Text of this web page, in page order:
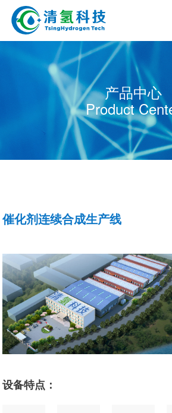
产品中心
Product
催化剂连续合成生产线
设备特点：